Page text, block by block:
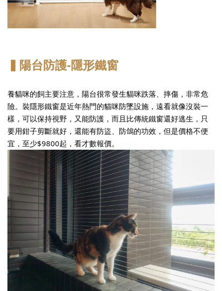
▍陽台防護-隱形鐵窗
養貓咪的飼主要注意，陽台很常發生貓咪跌落、摔傷，非常危
險。裝隱形鐵窗是近年熱門的貓咪防墜設施，遠看就像沒裝一
樣，可以保持視野，又能防護，而且比傳統鐵窗還好逃生，只
要用鉗子剪斷就好，還能有防盜、防鴿的功效，但是價格不便
宜，至少$9800起，看才數報價。